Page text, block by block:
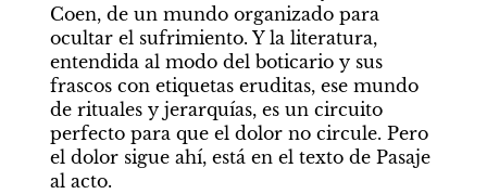
Coen, de un mundo organizado para
ocultar el sufrimiento. Y la literatura,
entendida al modo del boticario y sus
frascos con etiquetas eruditas, ese mundo
de rituales y jerarquías, es un circuito
perfecto para que el dolor no circule. Pero
el dolor sigue ahí, está en el texto de Pasaje
al acto.